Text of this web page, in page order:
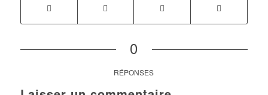
0
RÉPONSES